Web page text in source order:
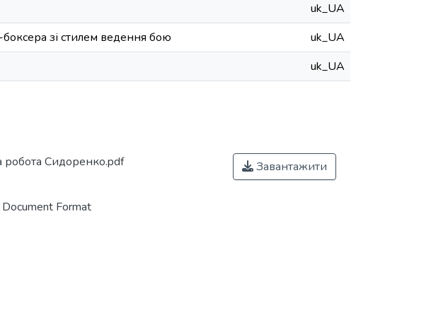
uk_UA
боксера зі стилем ведення бою
uk_UA
uk_UA
робота Сидоренко.pdf
Format
Завантажити